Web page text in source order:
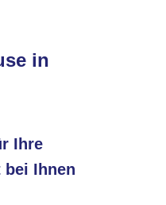
in
Ihre
bei Ihnen